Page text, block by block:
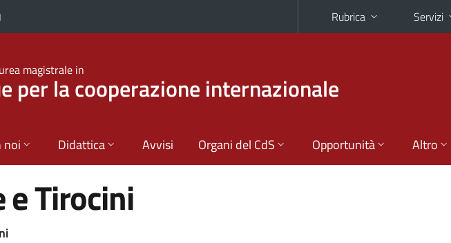
Rubrica Servizi
magistrale in
per la cooperazione internazionale
noi Didattica Avvisi Organi del CdS Opportunità Altro
e Tirocini